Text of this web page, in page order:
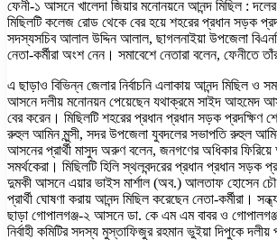
ফেনী-১ আসনে খালেদা জিয়ার মনোনয়নে আনন্দ মিছিল :
মিছিলটি কলেজ রোড থেকে বের হয়ে শহরের প্রধান সড়ক
সদস্যসচিব আলাল উদ্দিন আলাল, ছাগলনাইয়া উপজেলা
নেতা-কর্মীরা অংশ নেন। সমাবেশে নেতারা বলেন, ফেনীতে
এ ছাড়াও বিভিন্ন জেলার নির্বাচনি এলাকায় আনন্দ মিছিল
আসনে দলীয় মনোনয়ন পেয়েছেন যথাক্রমে সাইদ আহমেদ
বের করেন। মিছিলটি শহরের প্রধান প্রধান সড়ক প্রদক্ষিণ
রুহুল আমিন মুন্সী, সদর উপজেলা যুবদলের সভাপতি রুহুল আমিন
আসনের প্রার্থী মাসুদ অরুণ বলেন, জনগণের অধিকার
সমর্থকেরা। মিছিলটি হিলি স্থলবন্দরের প্রধান প্রধান সড়ক
দুমকী আসনে এয়ার ভাইস মার্শাল (অব.) আলতাফ হোসেন
প্রার্থী ঘোষণা করায় আনন্দ মিছিল করেছেন নেতা-
ছাড়া গোপালগঞ্জ-২ আসনে ডা. কে এম এম বাবর ও
নির্বাহী কমিটির সদস্য মুস্তাফিজুর রহমান ভুইয়া দিপুকে